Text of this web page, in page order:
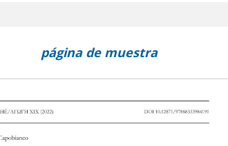
página de muestra